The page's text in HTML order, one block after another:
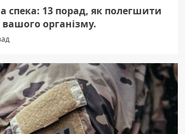
спека: 13 порад, як полегшити
вашого організму.